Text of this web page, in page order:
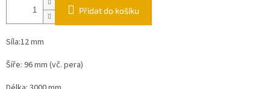
Přidat do košíku
Síla:12 mm
Šíře: 96 mm (vč. pera)